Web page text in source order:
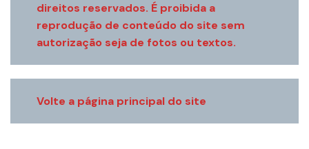
direitos reservados. É proibida a
reprodução de conteúdo do site sem
autorização seja de fotos ou textos.
Volte a página principal do site